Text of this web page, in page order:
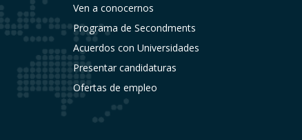
Ven a conocernos
Programa de Secondments
Acuerdos con Universidades
Presentar candidaturas
Ofertas de empleo